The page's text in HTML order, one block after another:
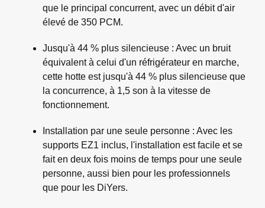
que le principal concurrent, avec un débit d'air
élevé de 350 PCM.
Jusqu'à 44 % plus silencieuse : Avec un bruit
équivalent à celui d'un réfrigérateur en marche,
cette hotte est jusqu'à 44 % plus silencieuse que
la concurrence, à 1,5 son à la vitesse de
fonctionnement.
Installation par une seule personne : Avec les
supports EZ1 inclus, l'installation est facile et se
fait en deux fois moins de temps pour une seule
personne, aussi bien pour les professionnels
que pour les DiYers.